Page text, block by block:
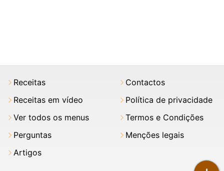
Receitas
Receitas em vídeo
Ver todos os menus
Perguntas
Artigos
Contactos
Política de privacidade
Termos e Condições
Menções legais